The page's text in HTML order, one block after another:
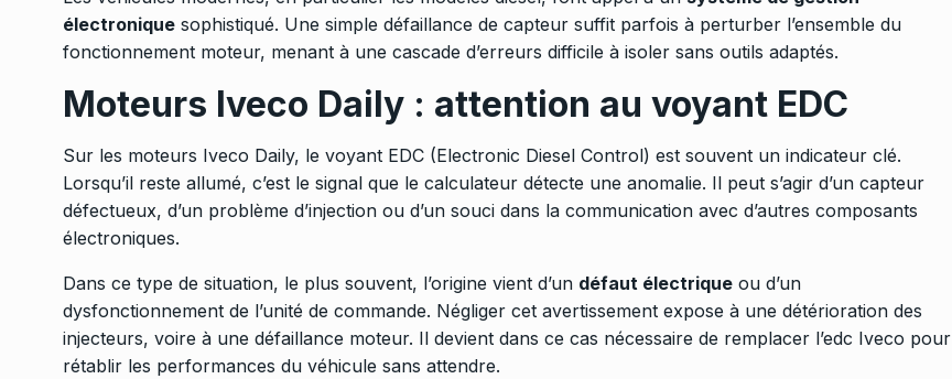
électronique sophistiqué. Une simple défaillance de capteur suffit parfois à perturber l’ensemble du
fonctionnement moteur, menant à une cascade d’erreurs difficile à isoler sans outils adaptés.
Moteurs Iveco Daily : attention au voyant EDC
Sur les moteurs Iveco Daily, le voyant EDC (Electronic Diesel Control) est souvent un indicateur clé.
Lorsqu’il reste allumé, c’est le signal que le calculateur détecte une anomalie. Il peut s’agir d’un capteur
défectueux, d’un problème d’injection ou d’un souci dans la communication avec d’autres composants
électroniques.
Dans ce type de situation, le plus souvent, l’origine vient d’un défaut électrique ou d’un
dysfonctionnement de l’unité de commande. Négliger cet avertissement expose à une détérioration des
injecteurs, voire à une défaillance moteur. Il devient dans ce cas nécessaire de remplacer l’edc Iveco pour
rétablir les performances du véhicule sans attendre.